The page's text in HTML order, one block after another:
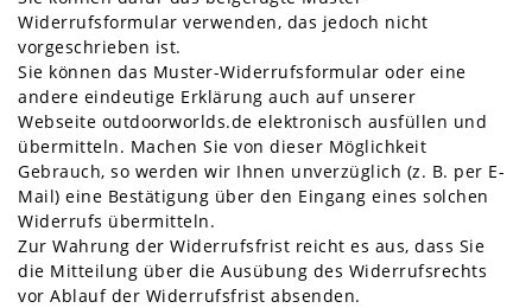
Widerrufsformular verwenden, das jedoch nicht
vorgeschrieben ist.
Sie können das Muster-Widerrufsformular oder eine
andere eindeutige Erklärung auch auf unserer
Webseite outdoorworlds.de elektronisch ausfüllen und
übermitteln. Machen Sie von dieser Möglichkeit
Gebrauch, so werden wir Ihnen unverzüglich (z. B. per E-
Mail) eine Bestätigung über den Eingang eines solchen
Widerrufs übermitteln.
Zur Wahrung der Widerrufsfrist reicht es aus, dass Sie
die Mitteilung über die Ausübung des Widerrufsrechts
vor Ablauf der Widerrufsfrist absenden.